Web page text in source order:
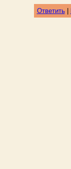
Ответить|